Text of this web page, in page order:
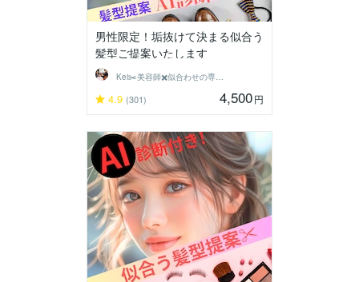
男性限定！垢抜けて決まる似合う
髪型ご提案いたします
Kei✂️美容師✖️似合わせの専門家
4.9 (301) 4,500円